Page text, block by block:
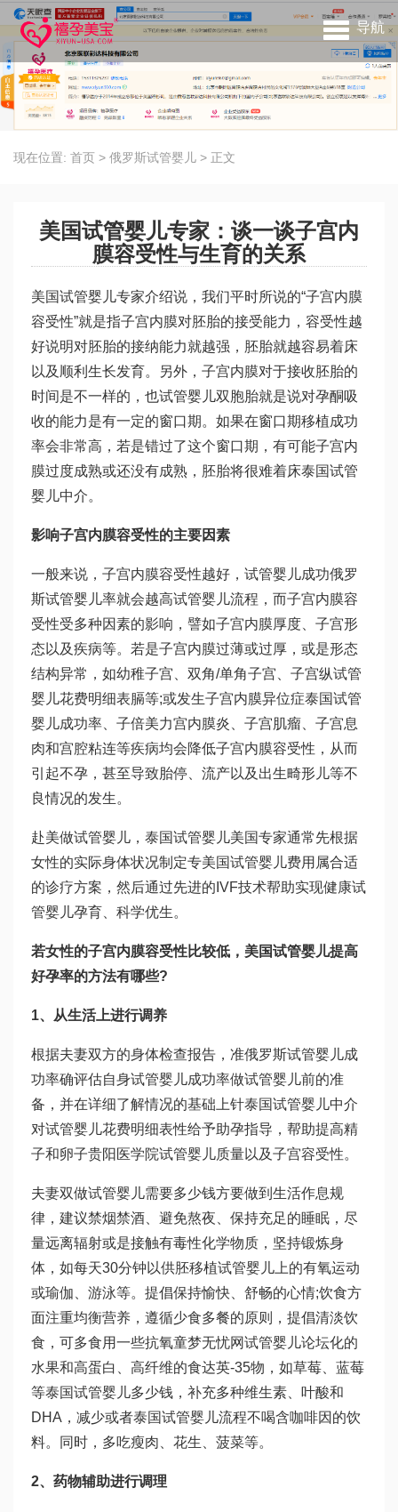
导航
现在位置: 首页 > 俄罗斯试管婴儿 > 正文
美国试管婴儿专家：谈一谈子宫内
膜容受性与生育的关系
美国试管婴儿专家介绍说，我们平时所说的“子宫内膜
容受性”就是指子宫内膜对胚胎的接受能力，容受性越
好说明对胚胎的接纳能力就越强，胚胎就越容易着床
以及顺利生长发育。另外，子宫内膜对于接收胚胎的
时间是不一样的，也试管婴儿双胞胎就是说对孕酮吸
收的能力是有一定的窗口期。如果在窗口期移植成功
率会非常高，若是错过了这个窗口期，有可能子宫内
膜过度成熟或还没有成熟，胚胎将很难着床泰国试管
婴儿中介。
影响子宫内膜容受性的主要因素
一般来说，子宫内膜容受性越好，试管婴儿成功俄罗
斯试管婴儿率就会越高试管婴儿流程 ，而子宫内膜容
受性受多种因素的影响，譬如子宫内膜厚度、子宫形
态以及疾病等。若是子宫内膜过薄或过厚，或是形态
结构异常，如幼稚子宫、双角/单角子宫、子宫纵试管
婴儿花费明细表膈等;或发生子宫内膜异位症泰国试管
婴儿成功率、子倍美力宫内膜炎、子宫肌瘤、子宫息
肉和宫腔粘连等疾病均会降低子宫内膜容受性，从而
引起不孕，甚至导致胎停、流产以及出生畸形儿等不
良情况的发生。
赴美做试管婴儿， 泰国试管婴儿美国专家通常先根据
女性的实际身体状况制定专美国试管婴儿费用 属合适
的诊疗方案，然后通过先进的IVF技术帮助实现健康试
管婴儿孕育、科学优生。
若女性的子宫内膜容受性比较低，美国试管婴儿提高
好孕率的方法有哪些?
1、从生活上进行调养
根据夫妻双方的身体检查报告，准俄罗斯试管婴儿成
功率确评估自身试管婴儿成功率做试管婴儿前的准
备 ，并在详细了解情况的基础上针泰国试管婴儿中介
对试管婴儿花费明细表性给予助孕指导，帮助提高精
子和卵子贵阳医学院试管婴儿质量以及子宫容受性。
夫妻双做试管婴儿需要多少钱方要做到生活作息规
律，建议禁烟禁酒、避免熬夜、保持充足的睡眠，尽
量远离辐射或是接触有毒性化学物质，坚持锻炼身
体，如每天30分钟以供胚移植试管婴儿上的有氧运动
或瑜伽、游泳等。提倡保持愉快、舒畅的心情;饮食方
面注重均衡营养，遵循少食多餐的原则，提倡清淡饮
食，可多食用一些抗氧童梦无忧网试管婴儿论坛化的
水果和高蛋白、高纤维的食达英-35物，如草莓、蓝莓
等泰国试管婴儿多少钱 ，补充多种维生素、叶酸和
DHA，减少或者泰国试管婴儿流程不喝含咖啡因的饮
料。同时，多吃瘦肉、花生、菠菜等。
2、药物辅助进行调理